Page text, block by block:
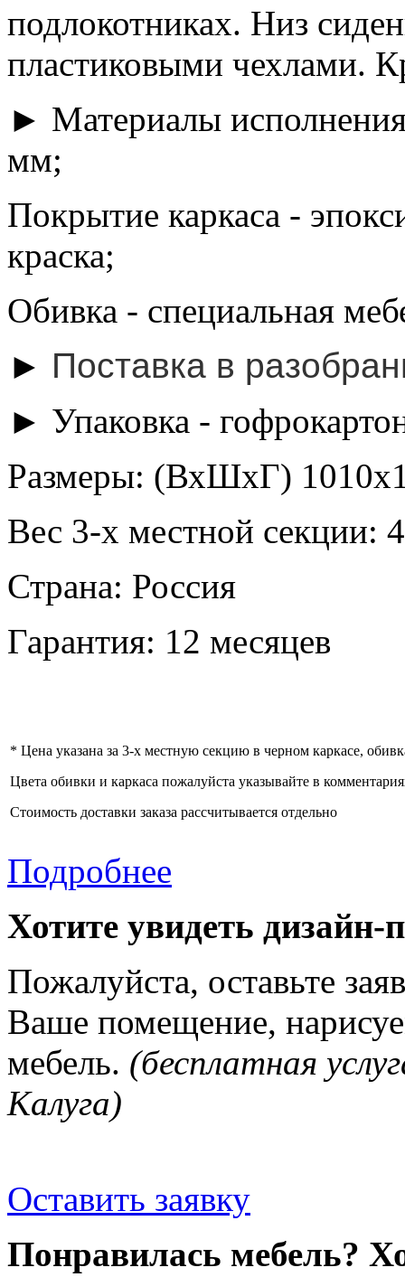
подлокотниках. Низ
пластиковыми чехлами.
► Материалы
мм;
Покрытие каркаса -
краска;
Обивка - специальная
► Поставка в
► Упаковка -
Размеры: (ВхШхГ)
Вес 3-х местной секции:
Страна: Россия
Гарантия: 12 месяцев
* Цена указана за 3-х местную секцию в черном каркасе,
Цвета обивки и каркаса пожалуйста указывайте в
Стоимость доставки заказа рассчитывается отдельно
Подробнее
Хотите увидеть дизайн-
Пожалуйста, оставьте
Ваше помещение,
мебель. (бесплатная
Калуга)
Оставить заявку
Понравилась мебель?